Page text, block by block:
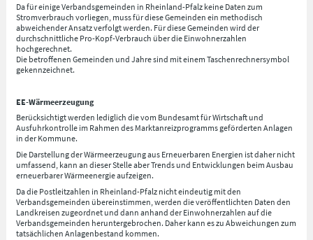
Da für einige Verbandsgemeinden in Rheinland-Pfalz keine Daten zum
Stromverbrauch vorliegen, muss für diese Gemeinden ein methodisch
abweichender Ansatz verfolgt werden. Für diese Gemeinden wird der
durchschnittliche Pro-Kopf-Verbrauch über die Einwohnerzahlen
hochgerechnet.
Die betroffenen Gemeinden und Jahre sind mit einem Taschenrechnersymbol
gekennzeichnet.
EE-Wärmeerzeugung
Berücksichtigt werden lediglich die vom Bundesamt für Wirtschaft und
Ausfuhrkontrolle im Rahmen des Marktanreizprogramms geförderten Anlagen
in der Kommune.
Die Darstellung der Wärmeerzeugung aus Erneuerbaren Energien ist daher nicht
umfassend, kann an dieser Stelle aber Trends und Entwicklungen beim Ausbau
erneuerbarer Wärmeenergie aufzeigen.
Da die Postleitzahlen in Rheinland-Pfalz nicht eindeutig mit den
Verbandsgemeinden übereinstimmen, werden die veröffentlichten Daten den
Landkreisen zugeordnet und dann anhand der Einwohnerzahlen auf die
Verbandsgemeinden heruntergebrochen. Daher kann es zu Abweichungen zum
tatsächlichen Anlagenbestand kommen.